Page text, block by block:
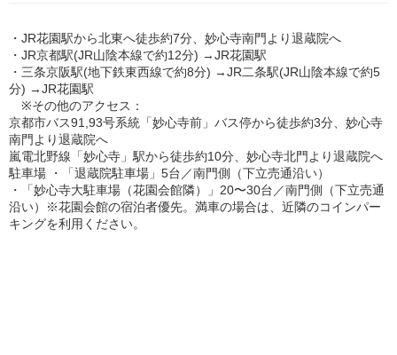
・JR花園駅から北東へ徒歩約7分、妙心寺南門より退蔵院へ
・JR京都駅(JR山陰本線で約12分) →JR花園駅
・三条京阪駅(地下鉄東西線で約8分) →JR二条駅(JR山陰本線で約5
分) →JR花園駅
※その他のアクセス：
京都市バス91,93号系統「妙心寺前」バス停から徒歩約3分、妙心寺
南門より退蔵院へ
嵐電北野線「妙心寺」駅から徒歩約10分、妙心寺北門より退蔵院へ
駐車場 ・「退蔵院駐車場」5台／南門側（下立売通沿い）
・「妙心寺大駐車場（花園会館隣）」20〜30台／南門側（下立売通
沿い）※花園会館の宿泊者優先。満車の場合は、近隣のコインパー
キングを利用ください。